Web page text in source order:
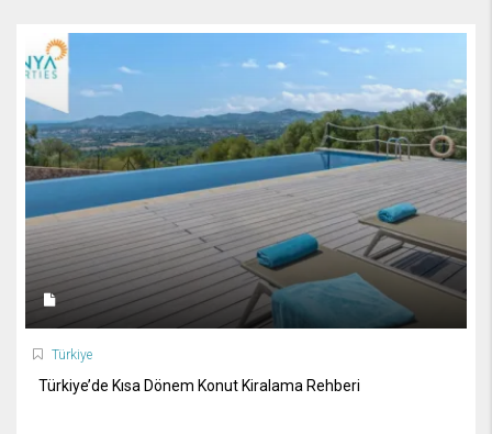
Türkiye
Türkiye’de Kısa Dönem Konut Kiralama Rehberi